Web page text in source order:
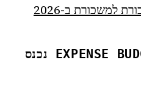
למשכורת ב-2026
איפה EXPENSE BUDGET TRACKER נכנס